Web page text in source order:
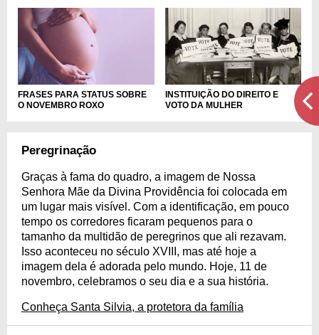
FRASES PARA STATUS SOBRE
O NOVEMBRO ROXO
INSTITUIÇÃO DO DIREITO E
VOTO DA MULHER
Peregrinação
Graças à fama do quadro, a imagem de Nossa
Senhora Mãe da Divina Providência foi colocada em
um lugar mais visível. Com a identificação, em pouco
tempo os corredores ficaram pequenos para o
tamanho da multidão de peregrinos que ali rezavam.
Isso aconteceu no século XVIII, mas até hoje a
imagem dela é adorada pelo mundo. Hoje, 11 de
novembro, celebramos o seu dia e a sua história.
Conheça Santa Silvia, a protetora da família